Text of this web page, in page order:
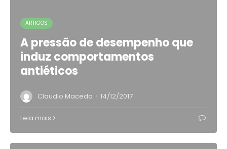
ARTIGOS
A pressão de desempenho que
induz comportamentos
antiéticos
Claudio Macedo · 14/12/2017
Leia mais